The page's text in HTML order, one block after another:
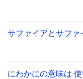
サファイアとサファ
にわかにの意味は